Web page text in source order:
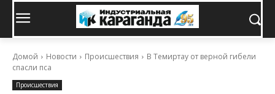
Домой Новости Происшествия
В Темиртау от верной гибели
спасли пса
Происшествия